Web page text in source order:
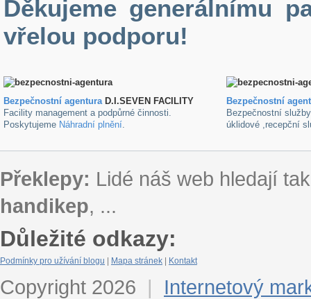
Děkujeme generálnímu
vřelou podporu!
Bezpečnostní agenturaD.I.SEVEN FACILITY
Facility management a podpůrné činnosti.
Poskytujeme Náhradní plnění.
Bezpečnostní
Bezpečnostní
úklidové ,recepční
Překlepy: Lidé náš web hledají
handikep, ...
Důležité odkazy:
Podmínky pro užívání blogu Mapa stránek Kontakt
Copyright 2026 |
Internetový